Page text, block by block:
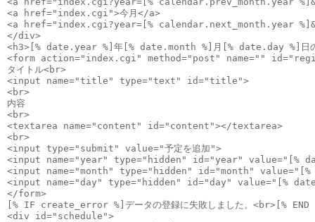
<a href="index.cgi">今月</a>
<a href="index.cgi?year=[% calendar.next_month.year
</div>
<h3>[% date.year %]年[% date.month %]月[% date.day %]日
<form action="index.cgi" method="post" name=""
タイトル<br>
<input name="title" type="text" id="title">
<br>
内容
<br>
<textarea name="content" id="content"></textarea>
<br>
<input type="submit" value="予定を追加">
<input name="year" type="hidden" id="year" value="[%
<input name="month" type="hidden" id="month" value="[%
<input name="day" type="hidden" id="day" value="[%
</form>
[% IF create_error %]データの登録に失敗しました。<br>[% END
<div id="schedule">